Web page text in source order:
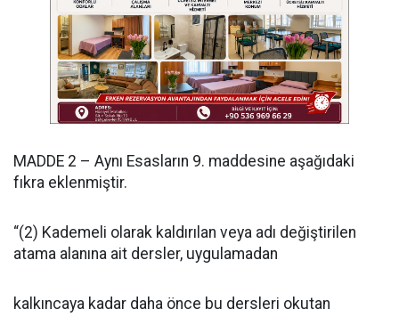
MADDE 2 – Aynı Esasların 9. maddesine aşağıdaki
fıkra eklenmiştir.
“(2) Kademeli olarak kaldırılan veya adı değiştirilen
atama alanına ait dersler, uygulamadan
kalkıncaya kadar daha önce bu dersleri okutan